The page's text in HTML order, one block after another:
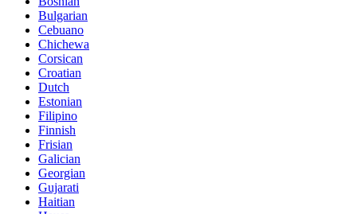
Bulgarian
Cebuano
Chichewa
Corsican
Croatian
Dutch
Estonian
Filipino
Finnish
Frisian
Galician
Georgian
Gujarati
Haitian